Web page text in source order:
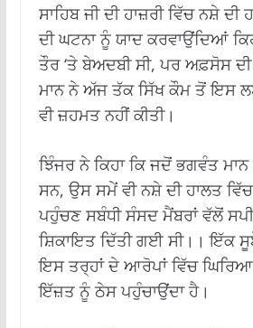
ਸਾਹਿਬ ਜੀ ਦੀ ਹਾਜ਼ਰੀ ਵਿੱਚ ਨਸ਼ੇ
ਦੀ ਘਟਨਾ ਨੂੰ ਯਾਦ ਕਰਵਾਉਂਦਿਆਂ
ਤੌਰ ‘ਤੇ ਬੇਅਦਬੀ ਸੀ, ਪਰ ਅਫ਼ਸੋਸ
ਮਾਨ ਨੇ ਅੱਜ ਤੱਕ ਸਿੱਖ ਕੌਮ ਤੋਂ ਇਸ
ਵੀ ਜ਼ਹਮਤ ਨਹੀਂ ਕੀਤੀ।
ਝਿੰਜਰ ਨੇ ਕਿਹਾ ਕਿ ਜਦੋਂ ਭਗਵੰਤ
ਸਨ, ਉਸ ਸਮੇਂ ਵੀ ਨਸ਼ੇ ਦੀ ਹਾਲਤ
ਪਹੁੰਚਣ ਸਬੰਧੀ ਸੰਸਦ ਮੈਂਬਰਾਂ ਵੱਲੋਂ
ਸ਼ਿਕਾਇਤ ਦਿੱਤੀ ਗਈ ਸੀ।। ਇੱਕ
ਇਸ ਤਰ੍ਹਾਂ ਦੇ ਆਰੋਪਾਂ ਵਿੱਚ ਘਿਰਿਆ
ਇੱਜ਼ਤ ਨੂੰ ਠੇਸ ਪਹੁੰਚਾਉਂਦਾ ਹੈ।